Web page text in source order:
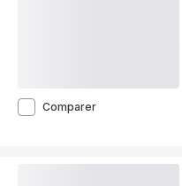
ComparerIngenio
antiadhésif,